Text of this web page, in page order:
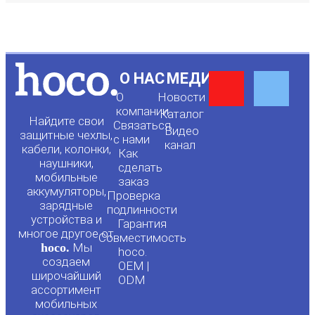
Найдите свои
защитные чехлы,
кабели, колонки,
наушники,
мобильные
аккумуляторы,
зарядные
устройства и
многое другое от
hoco. Мы
создаем
широчайший
ассортимент
мобильных
О НАС
О
компании
Связаться
с нами
Как
сделать
заказ
Проверка
подлинности
Гарантия
Совместимость
hoco.
OEM |
ODM
МЕДИА
Новости
Каталог
Видео
канал